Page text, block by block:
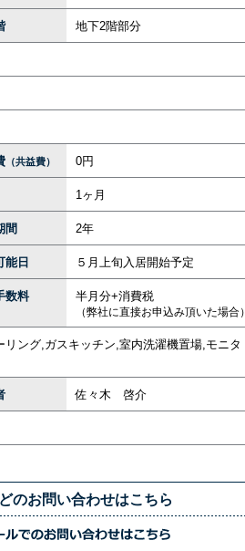
地下2階部分
（共益費） 0円
1ヶ月
間 2年
能日 ５月上旬入居開始予定
数料 半月分+消費税
（弊社に直接お申込み頂いた場合）
ング,ガスキッチン,室内洗濯機置場,モニタ
佐々木 啓介
のお問い合わせはこちら